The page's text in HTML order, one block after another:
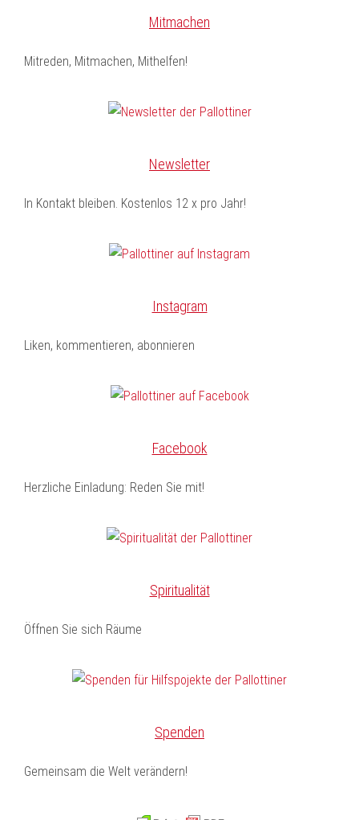
Mitmachen
Mitreden, Mitmachen, Mithelfen!
Newsletter
In Kontakt bleiben. Kostenlos 12 x pro Jahr!
Instagram
Liken, kommentieren, abonnieren
Facebook
Herzliche Einladung: Reden Sie mit!
Spiritualität
Öffnen Sie sich Räume
Spenden
Gemeinsam die Welt verändern!